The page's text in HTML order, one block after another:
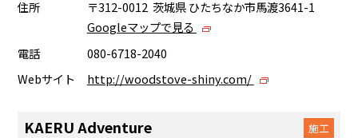
住所
〒312-0012 茨城県 ひたちなか市馬渡3641-1
Googleマップで見る
電話
080-6718-2040
Webサイト
http://woodstove-shiny.com/
KAERU Adventure 施工